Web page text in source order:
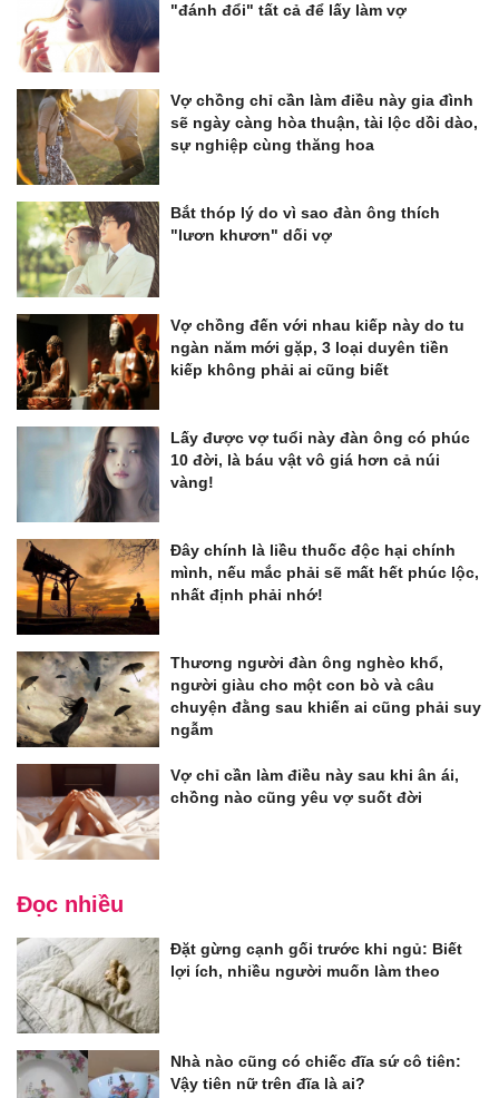
"đánh đổi" tất cả để lấy làm vợ
Vợ chồng chỉ cần làm điều này gia đình
sẽ ngày càng hòa thuận, tài lộc dồi dào,
sự nghiệp cùng thăng hoa
Bắt thóp lý do vì sao đàn ông thích
"lươn khươn" dối vợ
Vợ chồng đến với nhau kiếp này do tu
ngàn năm mới gặp, 3 loại duyên tiền
kiếp không phải ai cũng biết
Lấy được vợ tuổi này đàn ông có phúc
10 đời, là báu vật vô giá hơn cả núi
vàng!
Đây chính là liều thuốc độc hại chính
mình, nếu mắc phải sẽ mất hết phúc lộc,
nhất định phải nhớ!
Thương người đàn ông nghèo khổ,
người giàu cho một con bò và câu
chuyện đằng sau khiến ai cũng phải suy
ngẫm
Vợ chỉ cần làm điều này sau khi ân ái,
chồng nào cũng yêu vợ suốt đời
Đọc nhiều
Đặt gừng cạnh gối trước khi ngủ: Biết
lợi ích, nhiều người muốn làm theo
Nhà nào cũng có chiếc đĩa sứ cô tiên:
Vậy tiên nữ trên đĩa là ai?